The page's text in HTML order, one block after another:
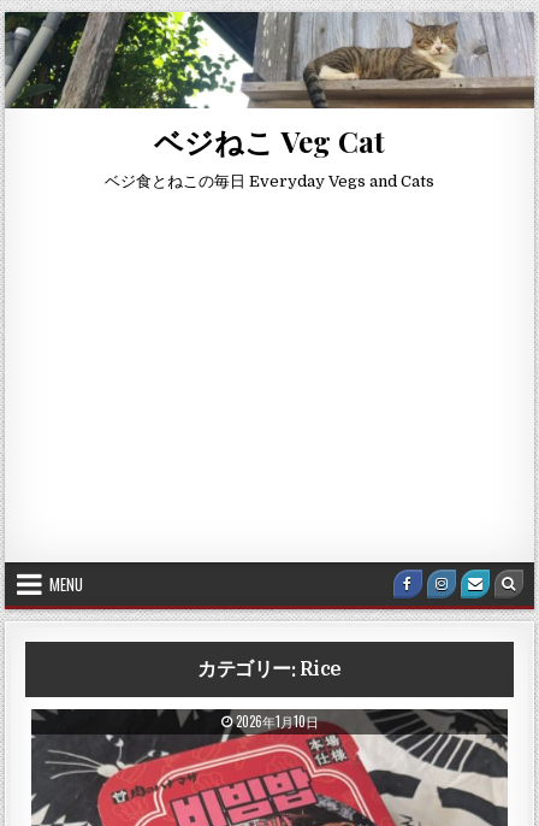
Skip to content
ベジねこ Veg Cat
ベジ食とねこの毎日 Everyday Vegs and Cats
MENU Facebook
Instagram
Email
カテゴリー: Rice
PUBLISHED DATE:
2026年1月10日